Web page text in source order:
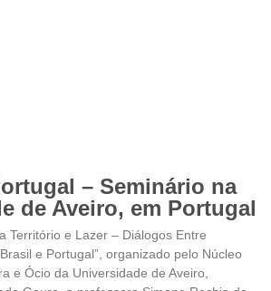
– Seminário na
de Aveiro, em Portugal
Território e Lazer – Diálogos Entre
e Portugal”, organizado pelo Núcleo
e Ócio da Universidade de Aveiro,